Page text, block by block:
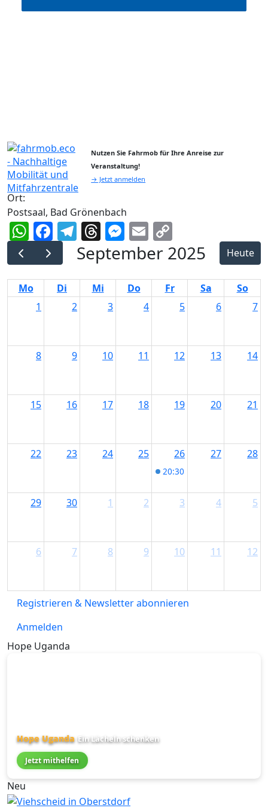
Nutzen Sie Fahrmob für Ihre Anreise zur
Veranstaltung!
→ Jetzt anmelden
Ort:
Postsaal, Bad Grönenbach
WhatsApp
Facebook
Telegram
Threads
Messenger
Email
Link
September 2025 Heute
Mo Di Mi Do Fr Sa
So
1
2 3 4 5 6 7
8 9 10 11 12 13 14
15 16 17 18 19 20 21
22 23 24 25 26
20:30
27 28
29 30 1 2 3 4 5
6 7 8 9 10 11 12
Registrieren & Newsletter abonnieren
Anmelden
Hope Uganda
Hope Uganda Ein Lächeln schenken
Jetzt mithelfen
Neu